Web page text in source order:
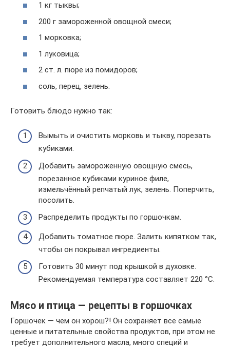
1 кг тыквы;
200 г замороженной овощной смеси;
1 морковка;
1 луковица;
2 ст. л. пюре из помидоров;
соль, перец, зелень.
Готовить блюдо нужно так:
Вымыть и очистить морковь и тыкву, порезать
кубиками.
Добавить замороженную овощную смесь,
порезанное кубиками куриное филе,
измельчённый репчатый лук, зелень. Поперчить,
посолить.
Распределить продукты по горшочкам.
Добавить томатное пюре. Залить кипятком так,
чтобы он покрывал ингредиенты.
Готовить 30 минут под крышкой в духовке.
Рекомендуемая температура составляет 220 °C.
Мясо и птица — рецепты в горшочках
Горшочек — чем он хорош?! Он сохраняет все самые
ценные и питательные свойства продуктов, при этом не
требует дополнительного масла, много специй и